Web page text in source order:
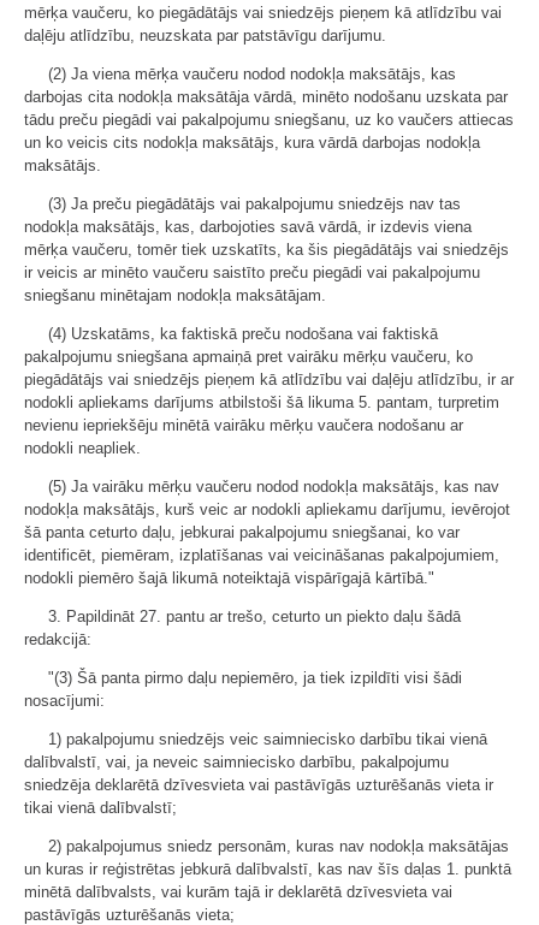
mērķa vaučeru, ko piegādātājs vai sniedzējs pieņem kā atlīdzību vai
daļēju atlīdzību, neuzskata par patstāvīgu darījumu.
(2) Ja viena mērķa vaučeru nodod nodokļa maksātājs, kas
darbojas cita nodokļa maksātāja vārdā, minēto nodošanu uzskata par
tādu preču piegādi vai pakalpojumu sniegšanu, uz ko vaučers attiecas
un ko veicis cits nodokļa maksātājs, kura vārdā darbojas nodokļa
maksātājs.
(3) Ja preču piegādātājs vai pakalpojumu sniedzējs nav tas
nodokļa maksātājs, kas, darbojoties savā vārdā, ir izdevis viena
mērķa vaučeru, tomēr tiek uzskatīts, ka šis piegādātājs vai sniedzējs
ir veicis ar minēto vaučeru saistīto preču piegādi vai pakalpojumu
sniegšanu minētajam nodokļa maksātājam.
(4) Uzskatāms, ka faktiskā preču nodošana vai faktiskā
pakalpojumu sniegšana apmaiņā pret vairāku mērķu vaučeru, ko
piegādātājs vai sniedzējs pieņem kā atlīdzību vai daļēju atlīdzību, ir ar
nodokli apliekams darījums atbilstoši šā likuma 5. pantam, turpretim
nevienu iepriekšēju minētā vairāku mērķu vaučera nodošanu ar
nodokli neapliek.
(5) Ja vairāku mērķu vaučeru nodod nodokļa maksātājs, kas nav
nodokļa maksātājs, kurš veic ar nodokli apliekamu darījumu, ievērojot
šā panta ceturto daļu, jebkurai pakalpojumu sniegšanai, ko var
identificēt, piemēram, izplatīšanas vai veicināšanas pakalpojumiem,
nodokli piemēro šajā likumā noteiktajā vispārīgajā kārtībā."
3. Papildināt 27. pantu ar trešo, ceturto un piekto daļu šādā
redakcijā:
"(3) Šā panta pirmo daļu nepiemēro, ja tiek izpildīti visi šādi
nosacījumi:
1) pakalpojumu sniedzējs veic saimniecisko darbību tikai vienā
dalībvalstī, vai, ja neveic saimniecisko darbību, pakalpojumu
sniedzēja deklarētā dzīvesvieta vai pastāvīgās uzturēšanās vieta ir
tikai vienā dalībvalstī;
2) pakalpojumus sniedz personām, kuras nav nodokļa maksātājas
un kuras ir reģistrētas jebkurā dalībvalstī, kas nav šīs daļas 1. punktā
minētā dalībvalsts, vai kurām tajā ir deklarētā dzīvesvieta vai
pastāvīgās uzturēšanās vieta;